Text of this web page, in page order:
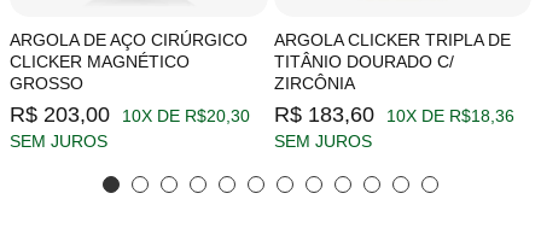
ARGOLA DE AÇO CIRÚRGICO
CLICKER MAGNÉTICO
GROSSO
R$ 203,00
10X DE R$20,30
SEM JUROS
ARGOLA CLICKER TRIPLA DE
TITÂNIO DOURADO C/
ZIRCÔNIA
R$ 183,60
10X DE R$18,36
SEM JUROS